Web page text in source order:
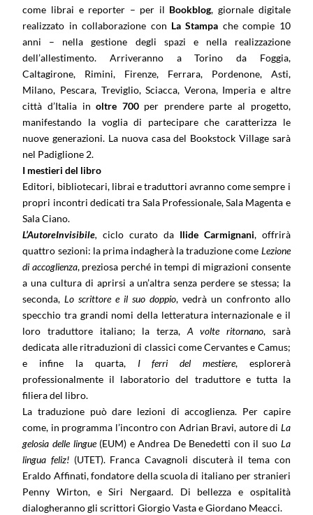
come librai e reporter – per il Bookblog, giornale digitale
realizzato in collaborazione con La Stampa che compie 10
anni – nella gestione degli spazi e nella realizzazione
dell’allestimento. Arriveranno a Torino da Foggia,
Caltagirone, Rimini, Firenze, Ferrara, Pordenone, Asti,
Milano, Pescara, Treviglio, Sciacca, Verona, Imperia e altre
città d’Italia inoltre 700per prendere parte al progetto,
manifestando la voglia di partecipare che caratterizza le
nuove generazioni. La nuova casa del Bookstock Village sarà
nel Padiglione 2.
I mestieri del libro
Editori, bibliotecari, librai e traduttori avranno come sempre i
propri incontri dedicati tra Sala Professionale, Sala Magenta e
Sala Ciano.
L’AutoreInvisibile,ciclo curato da Ilide Carmignani, offrirà
quattro sezioni: la prima indagherà la traduzione come Lezione
di accoglienza, preziosa perché in tempi di migrazioni consente
a una cultura di aprirsi a un’altra senza perdere se stessa; la
seconda,Lo scrittore e il suo doppio, vedrà un confronto allo
specchio tra grandi nomi della letteratura internazionale e il
loro traduttore italiano; la terza, A volte ritornano, sarà
dedicata alle ritraduzioni di classici come Cervantes e Camus;
e infine la quarta, I ferri del mestiere, esplorerà
professionalmente il laboratorio del traduttore e tutta la
filiera del libro.
La traduzione può dare lezioni di accoglienza. Per capire
come, in programma l’incontro con Adrian Bravi, autore di La
gelosia delle lingue(EUM) e Andrea De Benedetti con il suo La
lingua feliz! (UTET). Franca Cavagnoli discuterà il tema con
Eraldo Affinati, fondatore della scuola di italiano per stranieri
Penny Wirton, e Siri Nergaard. Di bellezza e ospitalità
dialogheranno gli scrittori Giorgio Vasta e Giordano Meacci.